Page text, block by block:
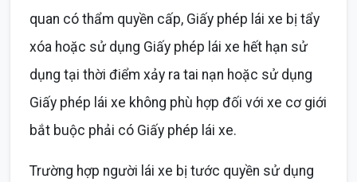
quan có thẩm quyền cấp, Giấy phép lái xe bị tẩy
xóa hoặc sử dụng Giấy phép lái xe hết hạn sử
dụng tại thời điểm xảy ra tai nạn hoặc sử dụng
Giấy phép lái xe không phù hợp đối với xe cơ giới
bắt buộc phải có Giấy phép lái xe.
Trường hợp người lái xe bị tước quyền sử dụng